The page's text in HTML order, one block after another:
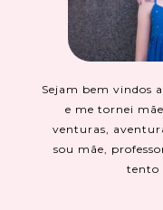
Sejam bem vindos
e me tornei
venturas,
sou mãe,
tento